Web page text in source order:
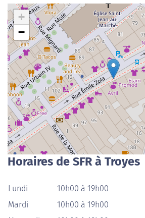
+
−
Horaires de SFR à Troyes
Lundi
10h00 à 19h00
Mardi
10h00 à 19h00